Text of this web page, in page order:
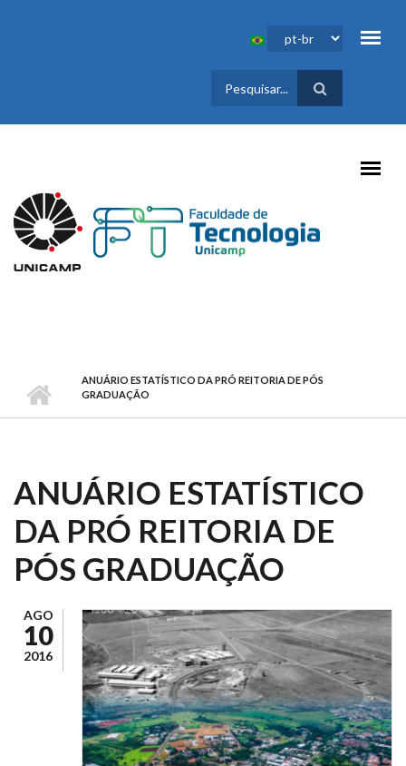
FORMULÁRIO
DE BUSCA
ANUÁRIO ESTATÍSTICO DA PRÓ REITORIA DE PÓS
GRADUAÇÃO
ANUÁRIO ESTATÍSTICO
DA PRÓ REITORIA DE
PÓS GRADUAÇÃO
AGO
10
2016